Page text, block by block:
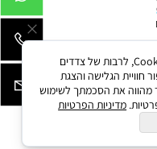
לידיעתך, באתרנו נעשה שימוש בקבצי Cookies, לרבות של צדדים
חוויית הגלישה והצגת
מהווה את הסכמתך לשימוש
מדיניות הפרטיות